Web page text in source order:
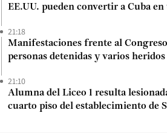
EE.UU. pueden convertir a Cuba en
21:18
Manifestaciones frente al
personas detenidas y varios heridos
21:10
Alumna del Liceo 1 resulta
cuarto piso del establecimiento de